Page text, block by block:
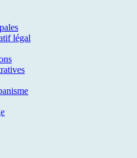
légal